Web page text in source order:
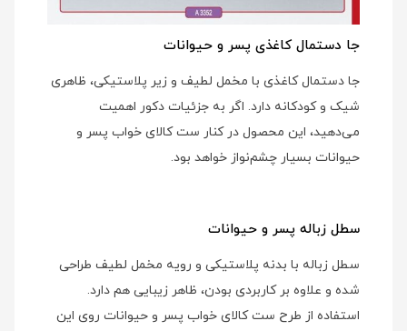
جا دستمال کاغذی پسر و حیوانات
جا دستمال کاغذی با مخمل لطیف و زیر پلاستیکی، ظاهری
شیک و کودکانه دارد. اگر به جزئیات دکور اهمیت
می‌دهید، این محصول در کنار ست کالای خواب پسر و
حیوانات بسیار چشم‌نواز خواهد بود.
سطل زباله پسر و حیوانات
سطل زباله با بدنه پلاستیکی و رویه مخمل لطیف طراحی
شده و علاوه بر کاربردی بودن، ظاهر زیبایی هم دارد.
استفاده از طرح ست کالای خواب پسر و حیوانات روی این